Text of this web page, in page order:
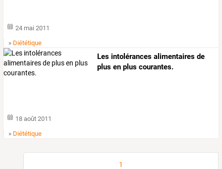
24 mai 2011
» Diététique
Les intolérances alimentaires de
plus en plus courantes.
18 août 2011
» Diététique
1